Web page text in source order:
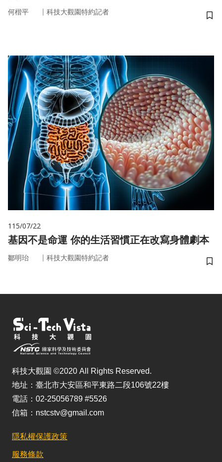
何楷平 ｜ 科技大觀園特約記者
儲
115/07/22
基因不是命運 你的生活習慣正在改寫身體劇本
鄒明珆 ｜ 科技大觀園特約記者
儲
科技大觀園 ©2020 All Rights Reserved.
地址：臺北市大安區和平東路二段106號22樓
電話：02-25056789 #5526
信箱：nstcstv@gmail.com
隱私權保護政策
服務條款